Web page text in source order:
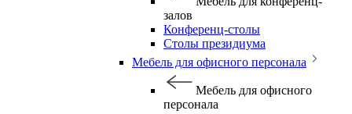
залов
Конференц-столы
Столы президиума
Мебель для офисного персонала
Мебель для офисного
персонала